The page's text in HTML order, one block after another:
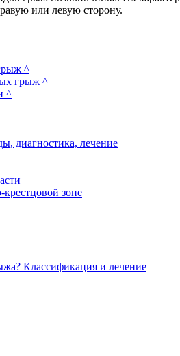
или левую сторону.
^
грыж ^
^
диагностика, лечение
зоне
Классификация и лечение